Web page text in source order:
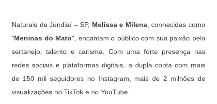
Naturais de Jundiaí – SP, Melissa e Milena, conhecidas como
"Meninas do Mato", encantam o público com sua paixão pelo
sertanejo, talento e carisma. Com uma forte presença nas
redes sociais e plataformas digitais, a dupla conta com mais
de 150 mil seguidores no Instagram, mais de 2 milhões de
visualizações no TikTok e no YouTube.